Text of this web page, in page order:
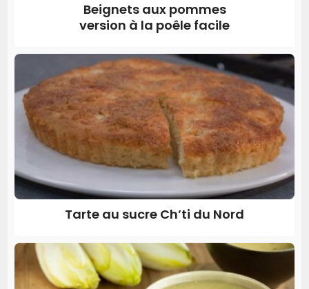
Beignets aux pommes
version à la poêle facile
Tarte au sucre Ch’ti du Nord